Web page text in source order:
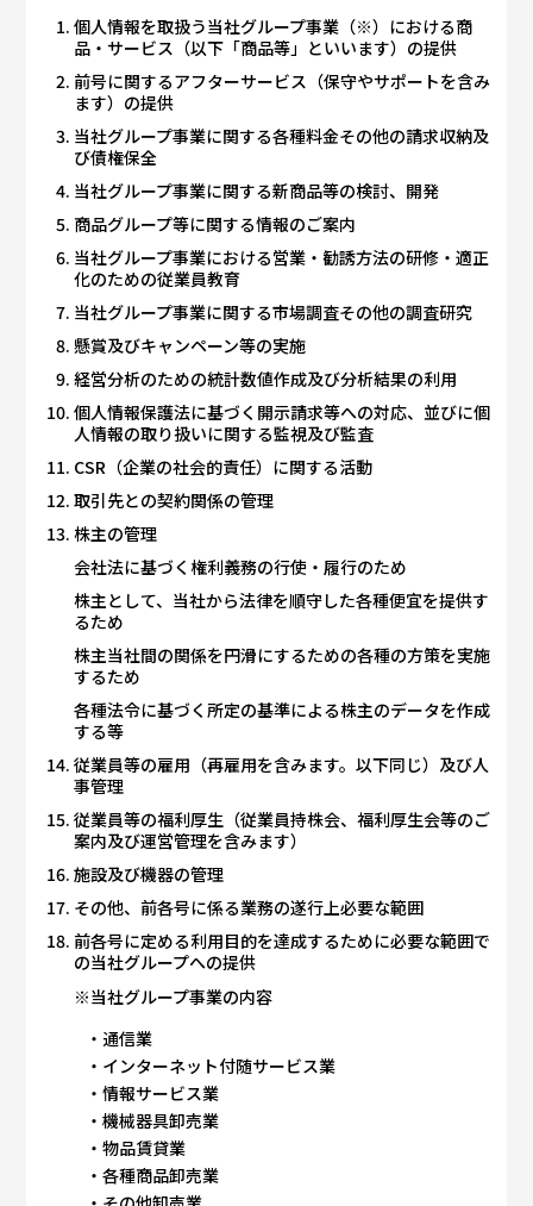
個人情報を取扱う当社グループ事業（※）における商
品・サービス（以下「商品等」といいます）の提供
前号に関するアフターサービス（保守やサポートを含み
ます）の提供
当社グループ事業に関する各種料金その他の請求収納及
び債権保全
当社グループ事業に関する新商品等の検討、開発
商品グループ等に関する情報のご案内
当社グループ事業における営業・勧誘方法の研修・適正
化のための従業員教育
当社グループ事業に関する市場調査その他の調査研究
懸賞及びキャンペーン等の実施
経営分析のための統計数値作成及び分析結果の利用
個人情報保護法に基づく開示請求等への対応、並びに個
人情報の取り扱いに関する監視及び監査
CSR（企業の社会的責任）に関する活動
取引先との契約関係の管理
株主の管理
会社法に基づく権利義務の行使・履行のため
株主として、当社から法律を順守した各種便宜を提供す
るため
株主当社間の関係を円滑にするための各種の方策を実施
するため
各種法令に基づく所定の基準による株主のデータを作成
する等
従業員等の雇用（再雇用を含みます。以下同じ）及び人
事管理
従業員等の福利厚生（従業員持株会、福利厚生会等のご
案内及び運営管理を含みます）
施設及び機器の管理
その他、前各号に係る業務の遂行上必要な範囲
前各号に定める利用目的を達成するために必要な範囲で
の当社グループへの提供
※当社グループ事業の内容
通信業
インターネット付随サービス業
情報サービス業
機械器具卸売業
物品賃貸業
各種商品卸売業